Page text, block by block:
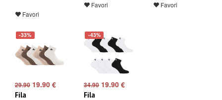
Favori
Favori Favori
-33%
29.90 19.90 €
Fila
-43%
34.9019.90 €
Fila